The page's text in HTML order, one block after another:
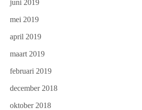
juni 2019
mei 2019
april 2019
maart 2019
februari 2019
december 2018
oktober 2018